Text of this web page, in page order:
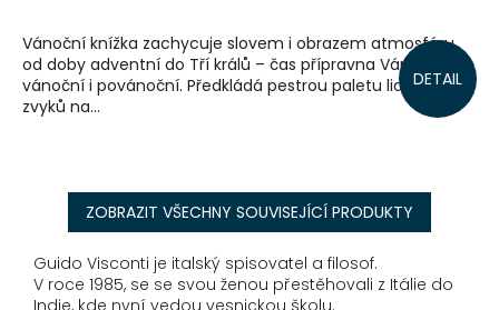
DETAIL
Vánoční knížka zachycuje slovem i obrazem atmosféru
od doby adventní do Tří králů – čas přípravna Vánoce, čas
vánoční i povánoční. Předkládá pestrou paletu lidových
zvyků na...
ZOBRAZIT VŠECHNY SOUVISEJÍCÍ PRODUKTY
Guido Visconti je italský spisovatel a filosof.
V roce 1985, se se svou ženou přestěhovali z Itálie do